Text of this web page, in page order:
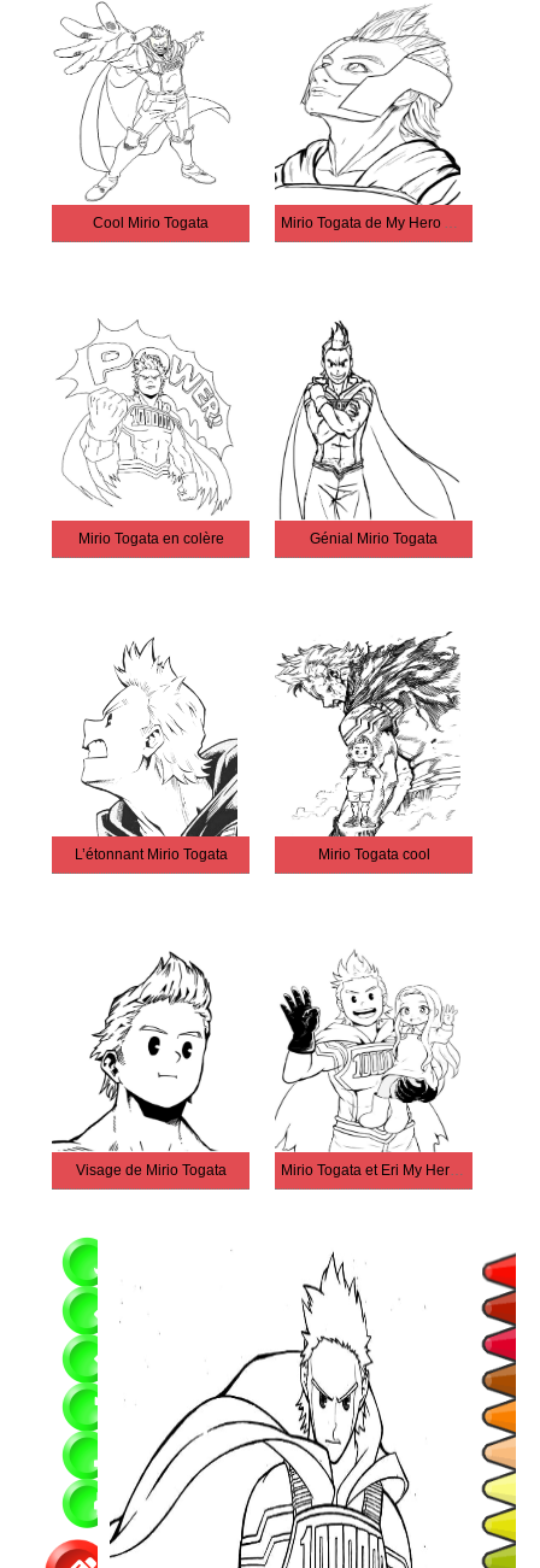
Cool Mirio Togata Mirio Togata de My Hero Academia
Mirio Togata en colère Génial Mirio Togata
L’étonnant Mirio Togata Mirio Togata cool
Visage de Mirio Togata Mirio Togata et Eri My Hero Academia